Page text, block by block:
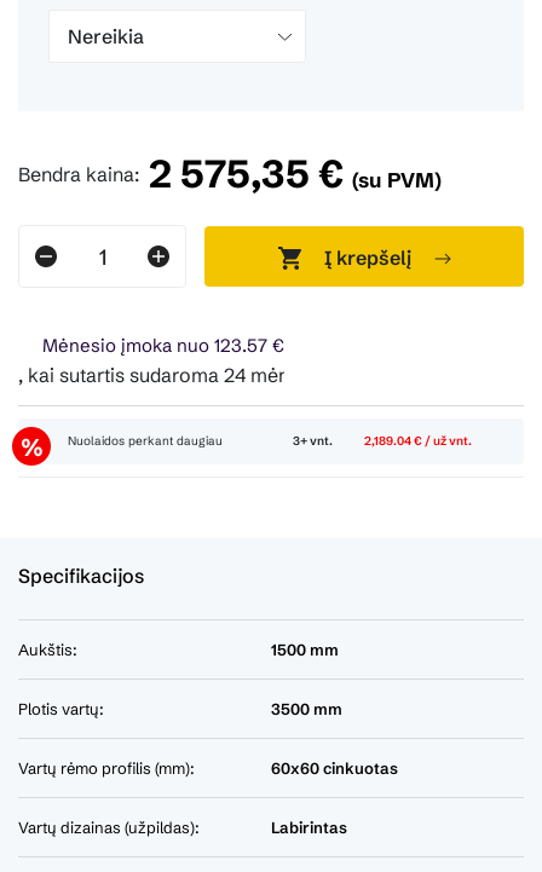
Nereikia
Bendra kaina: 2 575,35 € (su PVM)
Į krepšelį
Mėnesio įmoka nuo 123.57 €
sudaroma 24 mėn. terminui, metinė palūkanų
Nuolaidos perkant daugiau 3+ vnt. 2,189.04 € / už vnt.
Specifikacijos
Aukštis: 1500 mm
Plotis vartų: 3500 mm
Vartų rėmo profilis (mm): 60x60 cinkuotas
Vartų dizainas (užpildas): Labirintas